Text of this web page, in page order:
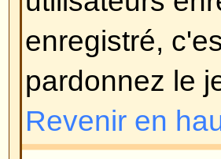
le forum dans le
probablement un
vous abaissera
total de messages.
Revenir en haut